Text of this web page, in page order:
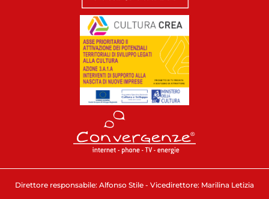
Direttore responsabile: Alfonso Stile - Vicedirettore: Marilina Letizia